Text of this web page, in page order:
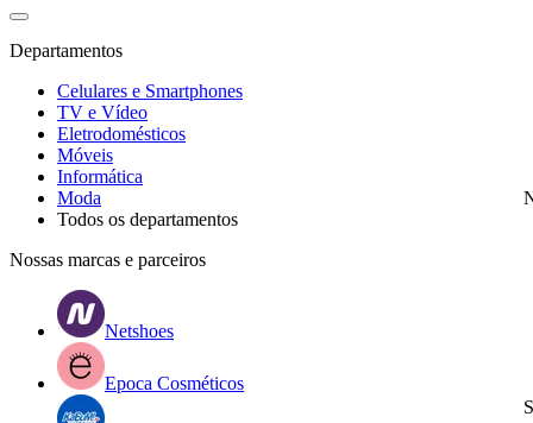
Departamentos
Celulares e Smartphones
TV e Vídeo
Eletrodomésticos
Móveis
Informática
Moda
Todos os departamentos
Nossas marcas e parceiros
Netshoes
Epoca Cosméticos